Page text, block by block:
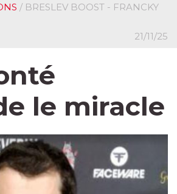
/ BRESLEV BOOST - FRANCKY
21/11/25
le miracle